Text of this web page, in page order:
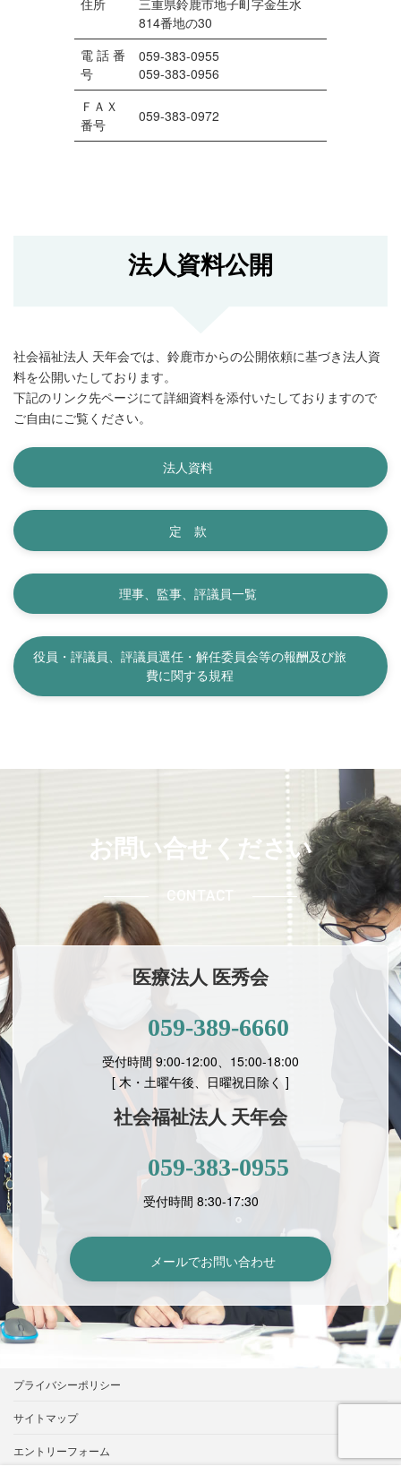
814番地の30
電 話 番
号
059-383-0955
059-383-0956
ＦＡＸ
番号
059-383-0972
法人資料公開
社会福祉法人 天年会では、鈴鹿市からの公開依頼に基づき法人資
料を公開いたしております。
下記のリンク先ページにて詳細資料を添付いたしておりますので
ご自由にご覧ください。
法人資料
定 款
理事、監事、評議員一覧
役員・評議員、評議員選任・解任委員会等の報酬及び旅
費に関する規程
お問い合せください
CONTACT
医療法人 医秀会
059-389-6660
受付時間 9:00-12:00、15:00-18:00
[ 木・土曜午後、日曜祝日除く ]
社会福祉法人 天年会
059-383-0955
受付時間 8:30-17:30
メールでお問い合わせ
プライバシーポリシー
サイトマップ
エントリーフォーム